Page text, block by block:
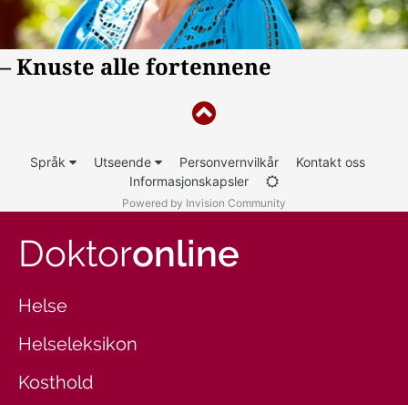
Språk Utseende Personvernvilkår
Kontakt oss
Informasjonskapsler
Powered by Invision Community
Doktoronline
Helse
Helseleksikon
Kosthold